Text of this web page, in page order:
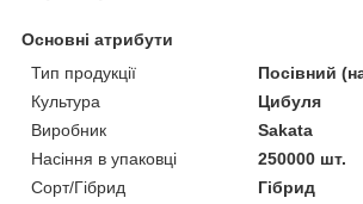
Основні атрибути
Тип продукції
Посівний
Культура
Цибуля
Виробник
Sakata
Насіння в упаковці
250000 шт.
Сорт/Гібрид
Гібрид